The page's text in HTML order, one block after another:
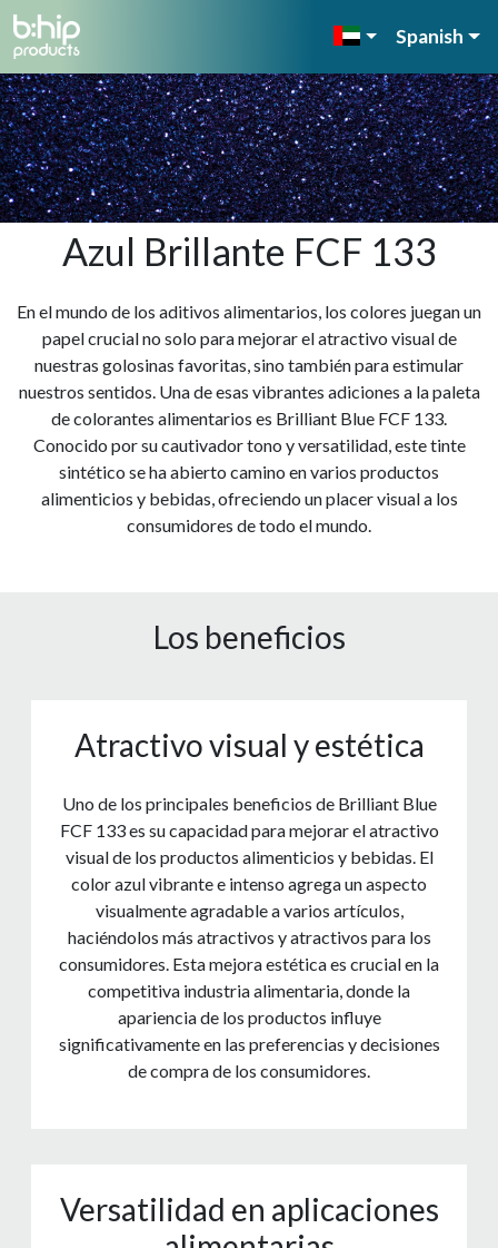
Spanish
Azul Brillante FCF 133
En el mundo de los aditivos alimentarios, los colores juegan un
papel crucial no solo para mejorar el atractivo visual de
nuestras golosinas favoritas, sino también para estimular
nuestros sentidos. Una de esas vibrantes adiciones a la paleta
de colorantes alimentarios es Brilliant Blue FCF 133.
Conocido por su cautivador tono y versatilidad, este tinte
sintético se ha abierto camino en varios productos
alimenticios y bebidas, ofreciendo un placer visual a los
consumidores de todo el mundo.
Los beneficios
Atractivo visual y estética
Uno de los principales beneficios de Brilliant Blue
FCF 133 es su capacidad para mejorar el atractivo
visual de los productos alimenticios y bebidas. El
color azul vibrante e intenso agrega un aspecto
visualmente agradable a varios artículos,
haciéndolos más atractivos y atractivos para los
consumidores. Esta mejora estética es crucial en la
competitiva industria alimentaria, donde la
apariencia de los productos influye
significativamente en las preferencias y decisiones
de compra de los consumidores.
Versatilidad en aplicaciones